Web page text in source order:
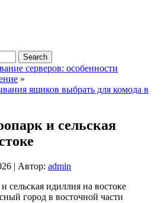
серверов: особенности
»
ящиков выбрать для комода в
и сельская
| Автор: admin
город в восточной части